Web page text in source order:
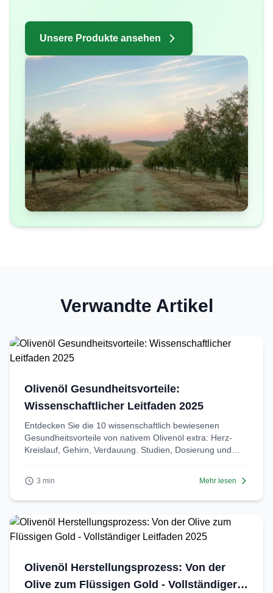
Unsere Produkte ansehen
Verwandte Artikel
Olivenöl Gesundheitsvorteile:
Wissenschaftlicher Leitfaden 2025
Entdecken Sie die 10 wissenschaftlich bewiesenen
Gesundheitsvorteile von nativem Olivenöl extra: Herz-
Kreislauf, Gehirn, Verdauung. Studien, Dosierung und
3 min Mehr lesen
Olivenöl Herstellungsprozess: Von der
Olive zum Flüssigen Gold - Vollständiger